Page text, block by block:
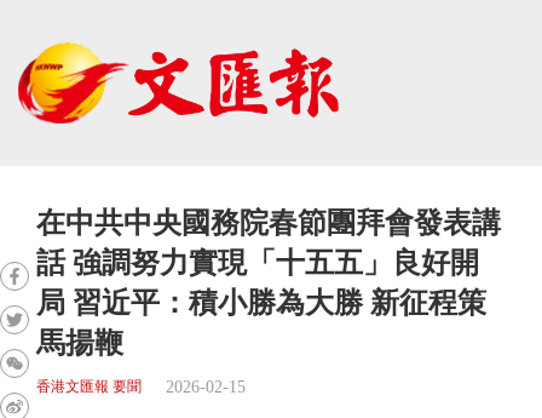
在中共中央國務院春節團拜會發表講
話 強調努力實現「十五五」良好開
局 習近平：積小勝為大勝 新征程策
馬揚鞭
香港文匯報 要聞 2026-02-15